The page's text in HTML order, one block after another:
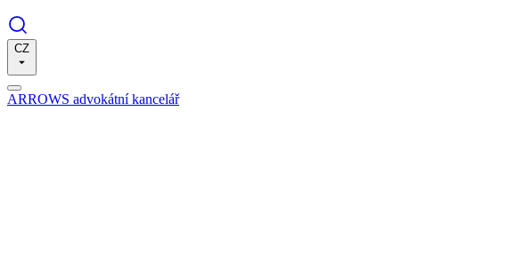
CZ
ARROWS advokátní kancelář